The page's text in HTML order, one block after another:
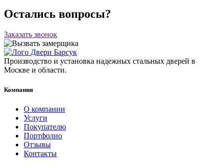
Остались вопросы?
Заказать звонок
Производство и установка надежных стальных дверей в
Москве и области.
Компания
О компании
Услуги
Покупателю
Портфолио
Отзывы
Контакты